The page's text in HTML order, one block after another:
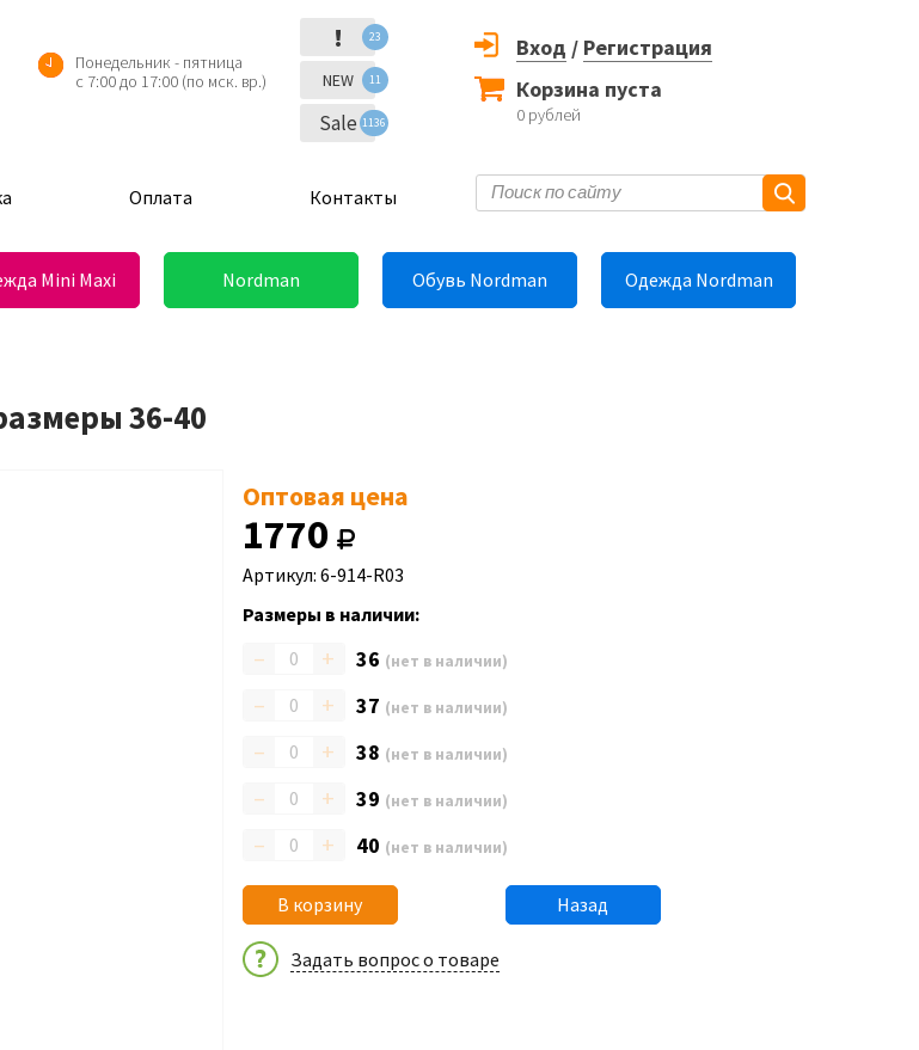
Понедельник - пятница
с 7:00 до 17:00 (по мск. вр.)
! 23
NEW 11
Sale 1136
Вход / Регистрация
Корзина пуста
0 рублей
Оплата Контакты
Mini Maxi Nordman Обувь Nordman Одежда Nordman
36-40
Оптовая цена
1770
Артикул: 6-914-R03
Размеры в наличии:
– + 36 (нет в наличии)
– + 37 (нет в наличии)
– + 38 (нет в наличии)
– + 39 (нет в наличии)
– + 40 (нет в наличии)
В корзину Назад
Задать вопрос о товаре